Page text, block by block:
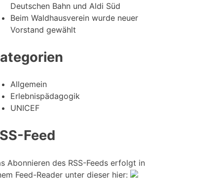
Deutschen Bahn und Aldi Süd
Beim Waldhausverein wurde neuer
Vorstand gewählt
Allgemein
Erlebnispädagogik
UNICEF
Feed
Abonnieren des RSS-Feeds erfolgt in
Feed-Reader unter dieser hier: